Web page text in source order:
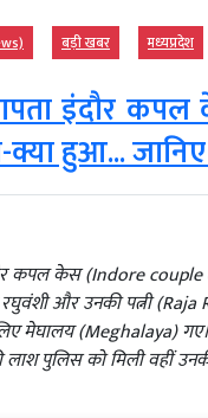
बड़ी खबर मध्‍यप्रदेश
इंदौर
क्या हुआ...
कपल केस (Indore couple
और उनकी पत्नी
मेघालय (Meghalaya) गए।
लाश पुलिस को मिली वहीं